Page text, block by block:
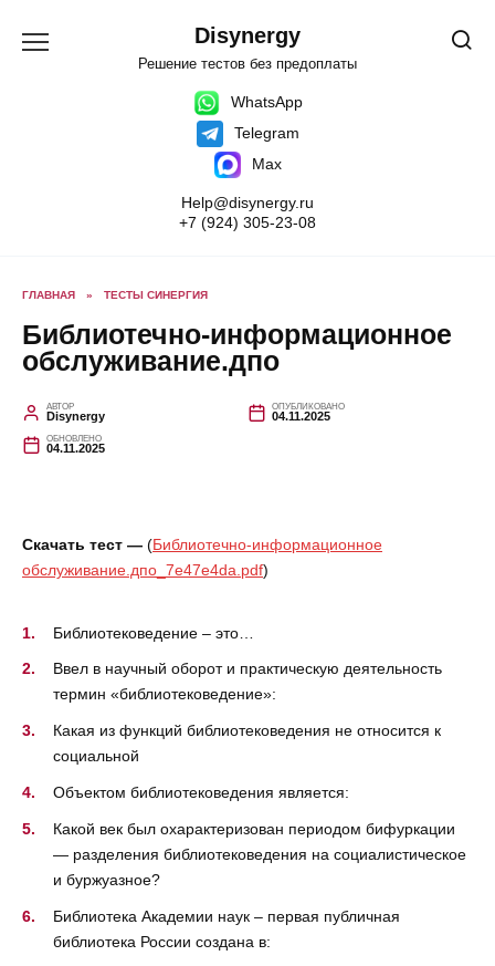
содержанию
Disynergy
Решение тестов без предоплаты
WhatsApp
Telegram
Max
Help@disynergy.ru
+7 (924) 305-23-08
ГЛАВНАЯ » ТЕСТЫ СИНЕРГИЯ
Библиотечно-информационное
обслуживание.дпо
АВТОР
Disynergy
ОПУБЛИКОВАНО
04.11.2025
ОБНОВЛЕНО
04.11.2025
Скачать тест — (Библиотечно-информационное
обслуживание.дпо_7e47e4da.pdf)
Библиотековедение – это…
Ввел в научный оборот и практическую деятельность
термин «библиотековедение»:
Какая из функций библиотековедения не относится к
социальной
Объектом библиотековедения является:
Какой век был охарактеризован периодом бифуркации
— разделения библиотековедения на социалистическое
и буржуазное?
Библиотека Академии наук – первая публичная
библиотека России создана в: